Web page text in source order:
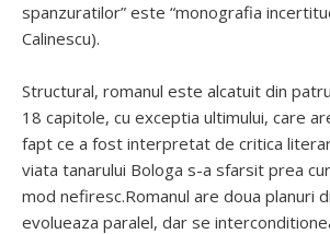
spanzuratilor” este “monografia
Calinescu).
Structural, romanul este alcatuit din
18 capitole, cu exceptia ultimului, care
fapt ce a fost interpretat de critica
viata tanarului Bologa s-a sfarsit prea
mod nefiresc.Romanul are doua planuri
evolueaza paralel, dar se